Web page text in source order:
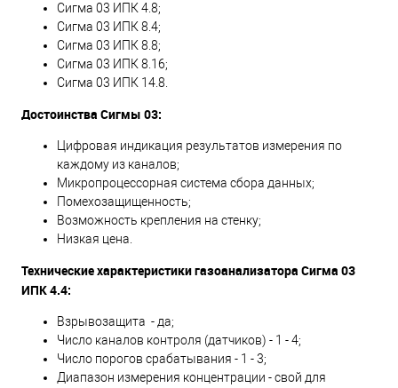
Сигма 03 ИПК 4.8;
Сигма 03 ИПК 8.4;
Сигма 03 ИПК 8.8;
Сигма 03 ИПК 8.16;
Сигма 03 ИПК 14.8.
Достоинства Сигмы 03:
Цифровая индикация результатов измерения по
каждому из каналов;
Микропроцессорная система сбора данных;
Помехозащищенность;
Возможность крепления на стенку;
Низкая цена.
Технические характеристики газоанализатора Сигма 03
ИПК 4.4:
Взрывозащита - да;
Число каналов контроля (датчиков) - 1 - 4;
Число порогов срабатывания - 1 - 3;
Диапазон измерения концентрации - свой для